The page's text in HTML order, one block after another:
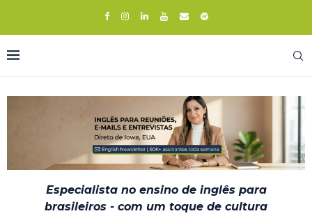
Especialista no ensino de inglês para
brasileiros - com um toque de cultura